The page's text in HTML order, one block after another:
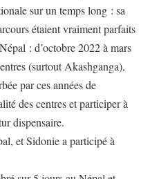
sur un temps long : sa
étaient vraiment parfaits
: d’octobre 2022 à mars
(surtout Akashganga),
par ces années de
des centres et participer à
dispensaire.
et Sidonie a participé à